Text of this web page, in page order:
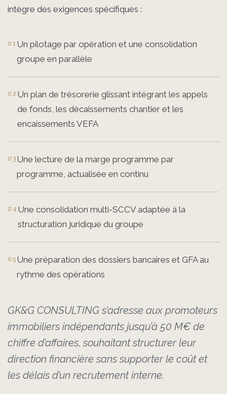
intègre des exigences spécifiques :
Un pilotage par opération et une consolidation
groupe en parallèle
Un plan de trésorerie glissant intégrant les appels
de fonds, les décaissements chantier et les
encaissements VEFA
Une lecture de la marge programme par
programme, actualisée en continu
Une consolidation multi-SCCV adaptée à la
structuration juridique du groupe
Une préparation des dossiers bancaires et GFA au
rythme des opérations
GK&G CONSULTING s’adresse aux promoteurs
immobiliers indépendants jusqu’à 50 M€ de
chiffre d’affaires, souhaitant structurer leur
direction financière sans supporter le coût et
les délais d’un recrutement interne.